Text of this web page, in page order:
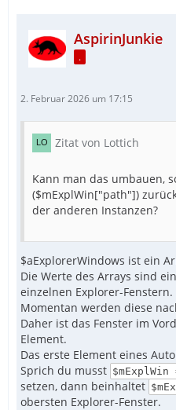
AspirinJunkie
.
2. Februar 2026 um 17:15
Zitat von Lottich
Kann man das umbauen,
($mExplWin["path"])
der anderen Instanzen?
$aExplorerWindows ist ein
Die Werte des Arrays sind
einzelnen Explorer-Fenstern.
Momentan werden diese
Daher ist das Fenster im
Element.
Das erste Element eines
Sprich du musst
setzen, dann beinhaltet
obersten Explorer-Fenster.